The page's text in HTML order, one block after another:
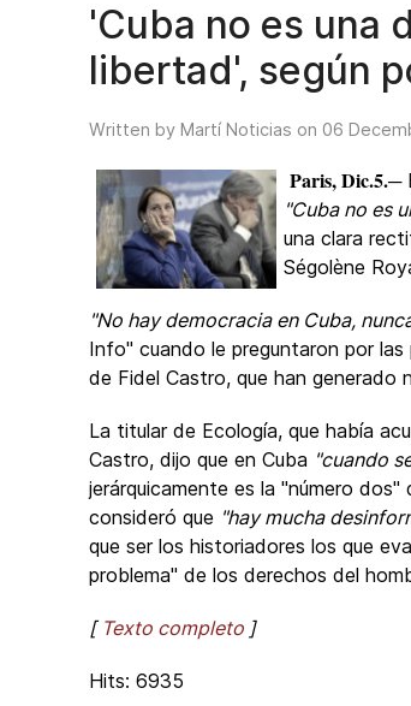
'Cuba no es una
libertad', según
Written by Martí Noticias on 06
Paris, Dic.5.─
"Cuba no es
una clara
Ségolène
"No hay democracia en Cuba,
Info" cuando le preguntaron por
de Fidel Castro, que han generado
La titular de Ecología, que había
Castro, dijo que en Cuba "cuando
jerárquicamente es la "número
consideró que "hay mucha
que ser los historiadores los que
problema" de los derechos del
[ Texto completo ]
Hits: 6935